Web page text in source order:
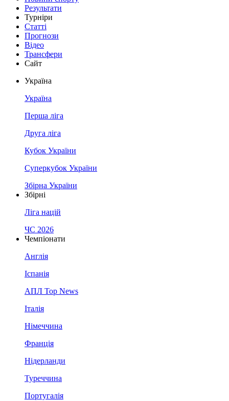
Результати
Турніри
Статті
Прогнози
Відео
Трансфери
Сайт
Україна
Україна
Перша ліга
Друга ліга
Кубок України
Суперкубок України
Збірна України
Збірні
Ліга націй
ЧС 2026
Чемпіонати
Англія
Іспанія
АПЛ Top News
Італія
Німеччина
Франція
Нідерланди
Туреччина
Португалія